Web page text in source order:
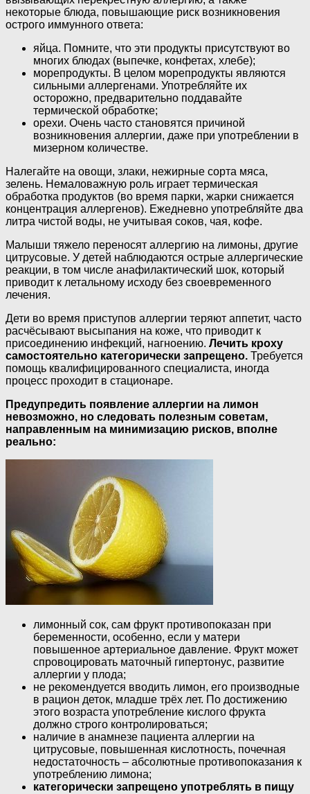
некоторые блюда, повышающие риск возникновения
острого иммунного ответа:
яйца. Помните, что эти продукты присутствуют во
многих блюдах (выпечке, конфетах, хлебе);
морепродукты. В целом морепродукты являются
сильными аллергенами. Употребляйте их
осторожно, предварительно поддавайте
термической обработке;
орехи. Очень часто становятся причиной
возникновения аллергии, даже при употреблении в
мизерном количестве.
Налегайте на овощи, злаки, нежирные сорта мяса,
зелень. Немаловажную роль играет термическая
обработка продуктов (во время парки, жарки снижается
концентрация аллергенов). Ежедневно употребляйте два
литра чистой воды, не учитывая соков, чая, кофе.
Малыши тяжело переносят аллергию на лимоны, другие
цитрусовые. У детей наблюдаются острые аллергические
реакции, в том числе анафилактический шок, который
приводит к летальному исходу без своевременного
лечения.
Дети во время приступов аллергии теряют аппетит, часто
расчёсывают высыпания на коже, что приводит к
присоединению инфекций, нагноению. Лечить кроху
самостоятельно категорически запрещено. Требуется
помощь квалифицированного специалиста, иногда
процесс проходит в стационаре.
Предупредить появление аллергии на лимон
невозможно, но следовать полезным советам,
направленным на минимизацию рисков, вполне
реально:
лимонный сок, сам фрукт противопоказан при
беременности, особенно, если у матери
повышенное артериальное давление. Фрукт может
спровоцировать маточный гипертонус, развитие
аллергии у плода;
не рекомендуется вводить лимон, его производные
в рацион деток, младше трёх лет. По достижению
этого возраста употребление кислого фрукта
должно строго контролироваться;
наличие в анамнезе пациента аллергии на
цитрусовые, повышенная кислотность, почечная
недостаточность – абсолютные противопоказания к
употреблению лимона;
категорически запрещено употреблять в пищу